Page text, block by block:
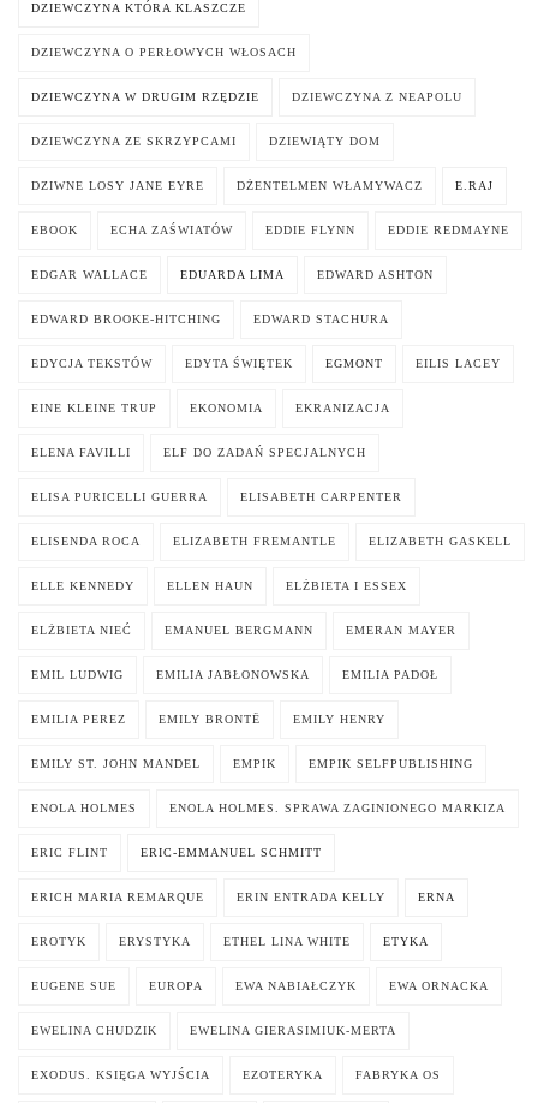
DZIEWCZYNA KTÓRA KLASZCZE
DZIEWCZYNA O PERŁOWYCH WŁOSACH
DZIEWCZYNA W DRUGIM RZĘDZIE DZIEWCZYNA Z NEAPOLU
DZIEWCZYNA ZE SKRZYPCAMI DZIEWIĄTY DOM
DZIWNE LOSY JANE EYRE DŻENTELMEN WŁAMYWACZ E.RAJ
EBOOK ECHA ZAŚWIATÓW EDDIE FLYNN EDDIE REDMAYNE
EDGAR WALLACE EDUARDA LIMA EDWARD ASHTON
EDWARD BROOKE-HITCHING EDWARD STACHURA
EDYCJA TEKSTÓW EDYTA ŚWIĘTEK EGMONT EILIS LACEY
EINE KLEINE TRUP EKONOMIA EKRANIZACJA
ELENA FAVILLI ELF DO ZADAŃ SPECJALNYCH
ELISA PURICELLI GUERRA ELISABETH CARPENTER
ELISENDA ROCA ELIZABETH FREMANTLE ELIZABETH GASKELL
ELLE KENNEDY ELLEN HAUN ELŻBIETA I ESSEX
ELŻBIETA NIEĆ EMANUEL BERGMANN EMERAN MAYER
EMIL LUDWIG EMILIA JABŁONOWSKA EMILIA PADOŁ
EMILIA PEREZ EMILY BRONTË EMILY HENRY
EMILY ST. JOHN MANDEL EMPIK EMPIK SELFPUBLISHING
ENOLA HOLMES ENOLA HOLMES. SPRAWA ZAGINIONEGO MARKIZA
ERIC FLINT ERIC-EMMANUEL SCHMITT
ERICH MARIA REMARQUE ERIN ENTRADA KELLY ERNA
EROTYK ERYSTYKA ETHEL LINA WHITE ETYKA
EUGENE SUE EUROPA EWA NABIAŁCZYK EWA ORNACKA
EWELINA CHUDZIK EWELINA GIERASIMIUK-MERTA
EXODUS. KSIĘGA WYJŚCIA EZOTERYKA FABRYKA OS